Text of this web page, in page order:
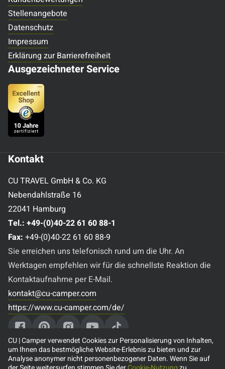
Stellenangebote
Datenschutz
Impressum
Erklärung zur Barrierefreiheit
Ausgezeichneter Service
Kontakt
CU TRAVEL GmbH & Co. KG
Nebendahlstraße 16
22041 Hamburg
Tel.: +49-(0)40-22 61 60 88-1
Fax: +49-(0)40-22 61 60 88-9
Sie erreichen uns telefonisch rund um die Uhr. An
Werktagen empfehlen wir für die schnellste Reaktion die
Kontaktaufnahme per E-Mail.
kontakt@cu-camper.com
https://www.cu-camper.com/de/
Beliebte Reiseziele
CU | Camper verwendet Cookies zur Personalisierung von Inhalten,
um Ihnen das bestmögliche Website-Erlebnis zu bieten und zur
Analyse anonymer nicht personenbezogener Daten. Wenn Sie auf